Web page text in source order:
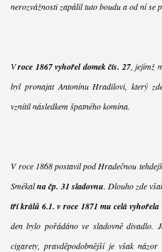
nerozvážnosti zapálil tuto boudu a od ní se
Vroce 1867 vyhořel domek čís. 27, jejímž
byl pronajat Antonínu Hradilovi, který
vznítil následkem špatného komína.
V roce 1868 postavil pod Hradečnou
Smékalna čp. 31 sladovnu. Dlouho zde
tří králů 6.1. v roce 1871 mu celá vyhořela
den bylo pořádáno ve sladovně divadlo.
cigarety, pravděpodobnější je však